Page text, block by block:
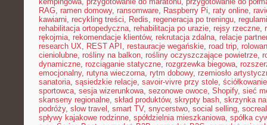
RAG, ramen domowy, ransomware, Raspberry Pi, raty online,
kawiarni, recykling treści, Redis, regeneracja po treningu,
rehabilitacja ortopedyczna, rehabilitacja po urazie, rejsy rzeczne,
rękojmia, rekomendacje klientów, rekrutacja zdalna, relacje
research UX, REST API , restauracje wegańskie, road trip,
cieniolubne, rośliny na balkon, rośliny oczyszczające powietrze,
dynamiczne, rozciąganie statyczne, rozgrzewka biegowa,
emocjonalny, rutyna wieczorna, rytm dobowy, rzemiosło
sanatoria, sąsiedzkie relacje, savoir-vivre przy stole, ściółkowanie
sportowca, sesja wizerunkowa, sezonowe owoce, Shopify, sieć
skanseny regionalne, skład produktów, skrypty bash, skrzynka
podróży, slow travel , smart TV, snycerstwo, social selling,
spływy kajakowe rodzinne, spółdzielnia mieszkaniowa, spółka